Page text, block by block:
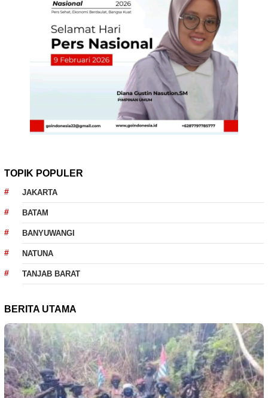
TOPIK POPULER
JAKARTA
BATAM
BANYUWANGI
NATUNA
TANJAB BARAT
BERITA UTAMA